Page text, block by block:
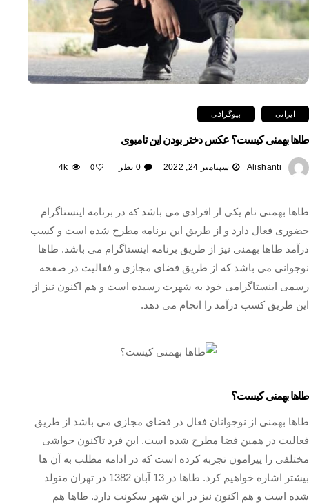
ایرانی بیوگرافی
طاها بهمنی کیست؟ عکس دختر بودن این تامبوی
Alishanti سپتامبر 24, 2022 0 نظر 0
4k
طاها بهمنی نام یکی از افرادی می باشد که در برنامه اینستاگرام
حضوری فعال دارد و از طریق این برنامه مطرح شده است و کسب
درآمد طاها بهمنی نیز از طریق برنامه اینستاگرام می باشد. طاها
نوجوانی می باشد که از طریق فضای مجازی و فعالیت در صفحه
رسمی اینستاگرامی خود به شهرت رسیده است و هم اکنون نیز از
این طریق کسب درآمد را انجام می دهد.
طاها بهمنی کیست؟
طاها بهمنی از نوجوانان فعال در فضای مجازی می باشد از طریق
فعالیت در همین فضا مطرح شده است. این فرد تاکنون حواشی
مختلفی را پیرامون تجربه کرده است که در ادامه مطلب به آن ها
بیشتر اشاره خواهیم کرد. طاها در 13 آبان 1382 در تهران متولد
شده است و هم اکنون نیز در این شهر سکونت دارد. طاها هم